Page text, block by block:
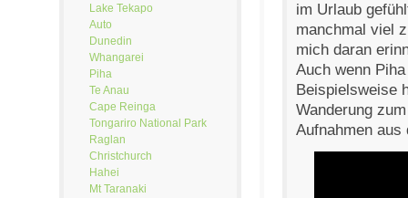
Lake Tekapo
Auto
Dunedin
Whangarei
Piha
Te Anau
Cape Reinga
Tongariro National Park
Raglan
Christchurch
Hahei
Mt Taranaki
im Urlaub
manchmal viel
mich daran
Auch wenn
Beispielsweise
Wanderung
Aufnahmen aus